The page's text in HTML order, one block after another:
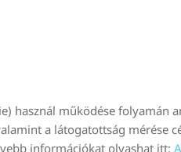
használ működése folyamán
a látogatottság mérése
információkat olvashat itt: